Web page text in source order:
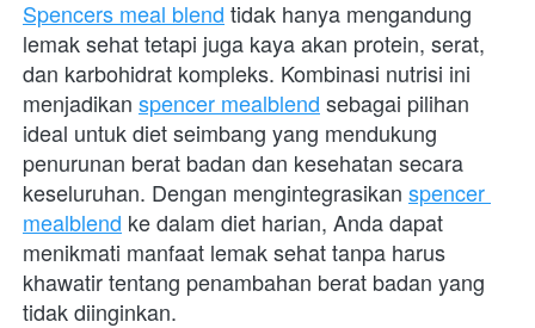
Spencers meal blend tidak hanya mengandung
lemak sehat tetapi juga kaya akan protein, serat,
dan karbohidrat kompleks. Kombinasi nutrisi ini
menjadikan spencer mealblend sebagai pilihan
ideal untuk diet seimbang yang mendukung
penurunan berat badan dan kesehatan secara
keseluruhan. Dengan mengintegrasikan spencer
mealblend ke dalam diet harian, Anda dapat
menikmati manfaat lemak sehat tanpa harus
khawatir tentang penambahan berat badan yang
tidak diinginkan.